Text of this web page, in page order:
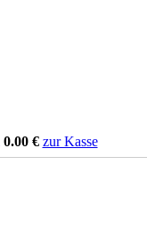
0.00€ zur Kasse